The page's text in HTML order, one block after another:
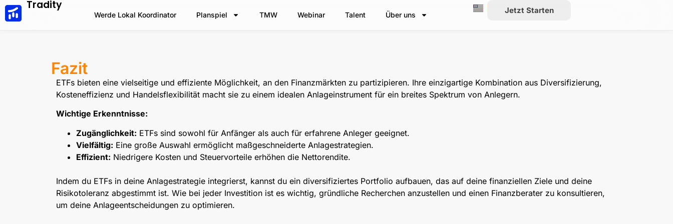
Tradity
Werde Lokal Koordinator Planspiel TMW Webinar Talent Über uns Jetzt Starten
Fazit
ETFs bieten eine vielseitige und effiziente Möglichkeit, an den Finanzmärkten zu partizipieren. Ihre einzigartige Kombination aus Diversifizierung,
Kosteneffizienz und Handelsflexibilität macht sie zu einem idealen Anlageinstrument für ein breites Spektrum von Anlegern.
Wichtige Erkenntnisse:
Zugänglichkeit: ETFs sind sowohl für Anfänger als auch für erfahrene Anleger geeignet.
Vielfältig: Eine große Auswahl ermöglicht maßgeschneiderte Anlagestrategien.
Effizient: Niedrigere Kosten und Steuervorteile erhöhen die Nettorendite.
Indem du ETFs in deine Anlagestrategie integrierst, kannst du ein diversifiziertes Portfolio aufbauen, das auf deine finanziellen Ziele und deine
Risikotoleranz abgestimmt ist. Wie bei jeder Investition ist es wichtig, gründliche Recherchen anzustellen und einen Finanzberater zu konsultieren,
um deine Anlageentscheidungen zu optimieren.